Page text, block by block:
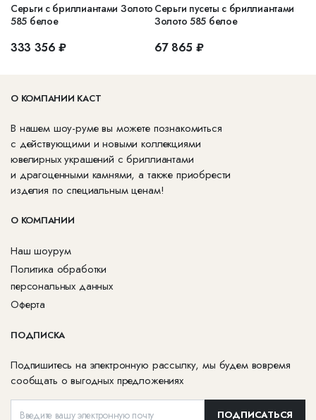
Серьги с бриллиантами Золото
585 белое
333 356 ₽
Серьги пусеты с бриллиантами
Золото 585 белое
67 865 ₽
О КОМПАНИИ КАСТ
В нашем шоу-руме вы можете познакомиться
с действующими и новыми коллекциями
ювелирных украшений с бриллиантами
и драгоценными камнями, а также приобрести
изделия по специальным ценам!
О КОМПАНИИ
Наш шоурум
Политика обработки
персональных данных
Оферта
ПОДПИСКА
Подпишитесь на электронную рассылку, мы будем вовремя
сообщать о выгодных предложениях
ПОДПИСАТЬСЯ